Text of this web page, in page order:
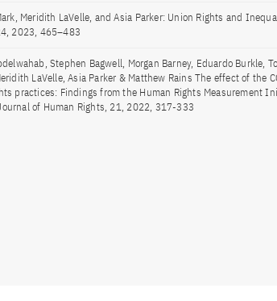
Meridith LaVelle, and Asia Parker: Union Rights and
2023, 465–483
Stephen Bagwell, Morgan Barney, Eduardo Burkle,
LaVelle, Asia Parker & Matthew Rains The effect of the
practices: Findings from the Human Rights Measurement
of Human Rights, 21, 2022, 317-333